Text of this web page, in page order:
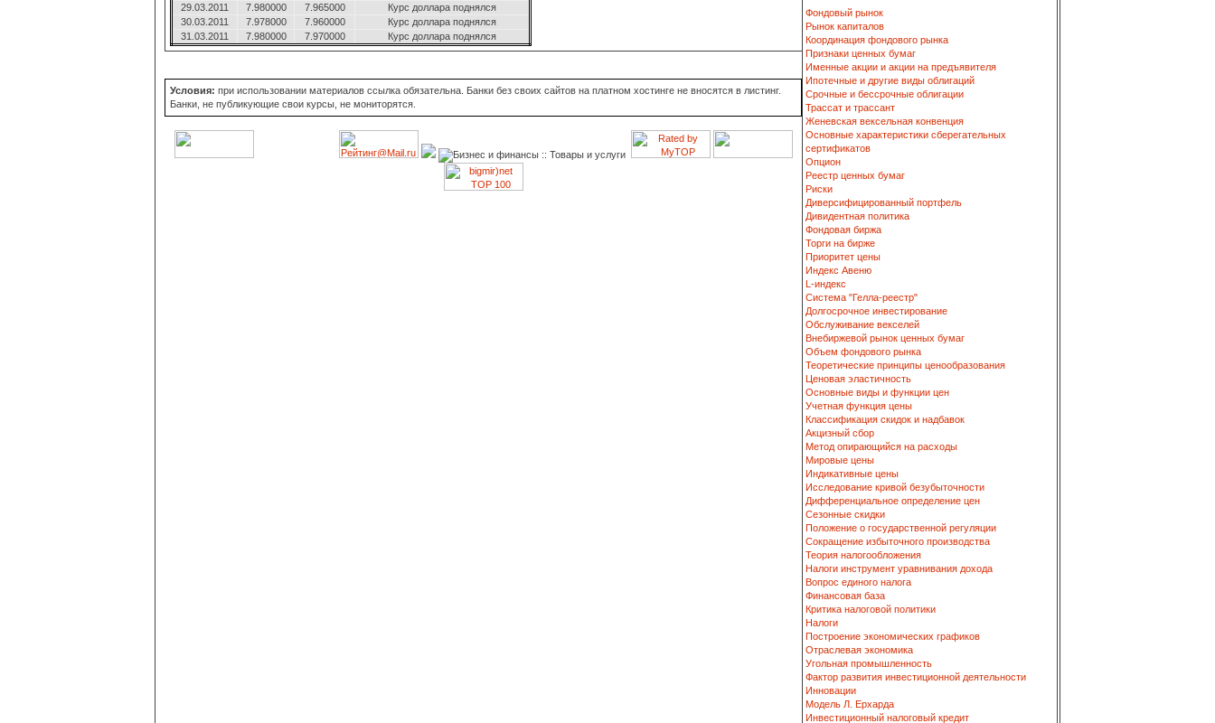
29.03.2011
7.980000 7.965000
Курс доллара поднялся
30.03.2011
7.978000 7.960000
Курс доллара поднялся
31.03.2011
7.980000 7.970000 Курс доллара поднялся
Условия: при использовании материалов ссылка обязательна. Банки без своих сайтов на платном хостинге не вносятся в листинг.
Банки, не публикующие свои курсы, не мониторятся.
Фондовый рынок
Рынок капиталов
Координация фондового рынка
Признаки ценных бумаг
Именные акции и акции на предъявителя
Ипотечные и другие виды облигаций
Срочные и бессрочные облигации
Трассат и трассант
Женевская вексельная конвенция
Основные характеристики сберегательных
сертификатов
Опцион
Реестр ценных бумаг
Риски
Диверсифицированный портфель
Дивидентная политика
Фондовая биржа
Торги на бирже
Приоритет цены
Индекс Авеню
L-индекс
Система "Гелла-реестр"
Долгосрочное инвестирование
Обслуживание векселей
Внебиржевой рынок ценных бумаг
Объем фондового рынка
Теоретические принципы ценообразования
Ценовая эластичность
Основные виды и функции цен
Учетная функция цены
Классификация скидок и надбавок
Акцизный сбор
Метод опирающийся на расходы
Мировые цены
Индикативные цены
Исследование кривой безубыточности
Дифференциальное определение цен
Сезонные скидки
Положение о государственной регуляции
Сокращение избыточного производства
Теория налогообложения
Налоги инструмент уравнивания дохода
Вопрос единого налога
Финансовая база
Критика налоговой политики
Налоги
Построение экономических графиков
Отраслевая экономика
Угольная промышленность
Фактор развития инвестиционной деятельности
Инновации
Модель Л. Ерхарда
Инвестиционный налоговый кредит